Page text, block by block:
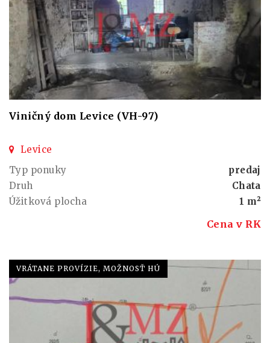
Viničný dom Levice (VH-97)
Levice
Typ ponuky
predaj
Druh
Chata
Úžitková plocha
1 m²
Cena v RK
VRÁTANE PROVÍZIE, MOŽNOSŤ HÚ